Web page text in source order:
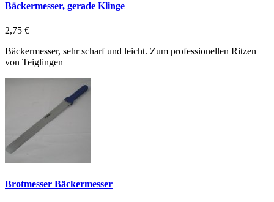
Bäckermesser, gerade Klinge
2,75 €
Bäckermesser, sehr scharf und leicht. Zum professionellen Ritzen
von Teiglingen
Brotmesser Bäckermesser